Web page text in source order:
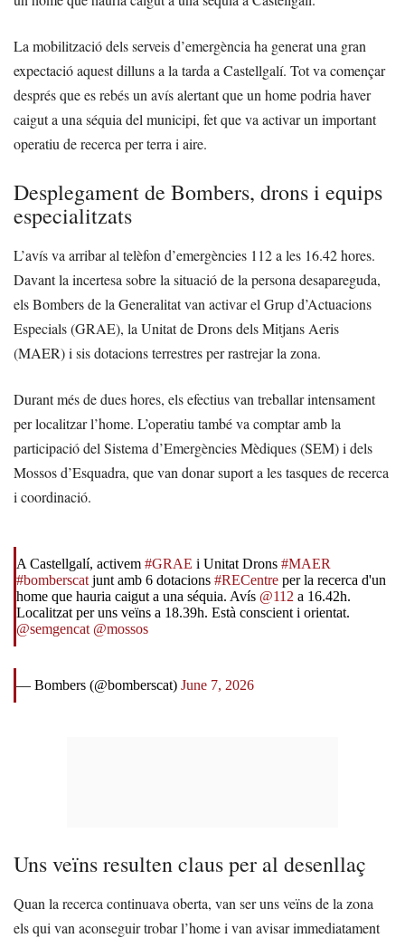
La mobilització dels serveis d’emergència ha generat una gran
expectació aquest dilluns a la tarda a Castellgalí. Tot va començar
després que es rebés un avís alertant que un home podria haver
caigut a una séquia del municipi, fet que va activar un important
operatiu de recerca per terra i aire.
Desplegament de Bombers, drons i equips
especialitzats
L’avís va arribar al telèfon d’emergències 112 a les 16.42 hores.
Davant la incertesa sobre la situació de la persona desapareguda,
els Bombers de la Generalitat van activar el Grup d’Actuacions
Especials (GRAE), la Unitat de Drons dels Mitjans Aeris
(MAER) i sis dotacions terrestres per rastrejar la zona.
Durant més de dues hores, els efectius van treballar intensament
per localitzar l’home. L’operatiu també va comptar amb la
participació del Sistema d’Emergències Mèdiques (SEM) i dels
Mossos d’Esquadra, que van donar suport a les tasques de recerca
i coordinació.
A Castellgalí, activem #GRAE i Unitat Drons #MAER
#bomberscat junt amb 6 dotacions #RECentre per la recerca d'un
home que hauria caigut a una séquia. Avís @112 a 16.42h.
Localitzat per uns veïns a 18.39h. Està conscient i orientat.
@semgencat @mossos
— Bombers (@bomberscat) June 7, 2026
Uns veïns resulten claus per al desenllaç
Quan la recerca continuava oberta, van ser uns veïns de la zona
els qui van aconseguir trobar l’home i van avisar immediatament